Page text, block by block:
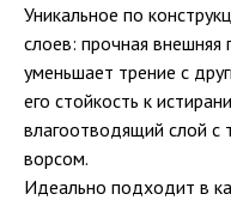
Уникальное по
слоев: прочная внешняя
уменьшает трение с
его стойкость к
влагоотводящий слой
ворсом.
Идеально подходит в